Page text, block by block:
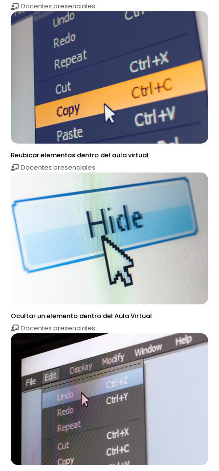
Docentes presenciales
Reubicar elementos dentro del aula virtual
Docentes presenciales
Ocultar un elemento dentro del Aula Virtual
Docentes presenciales